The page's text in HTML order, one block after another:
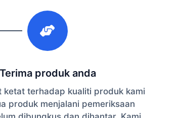
Terima produk anda
ketat terhadap kualiti produk kami
produk menjalani pemeriksaan